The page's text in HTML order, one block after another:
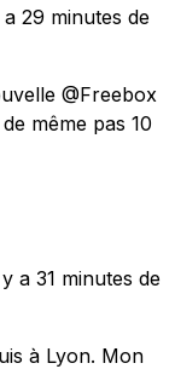
29 minutes de
@Freebox
même pas 10
a 31 minutes de
à Lyon. Mon